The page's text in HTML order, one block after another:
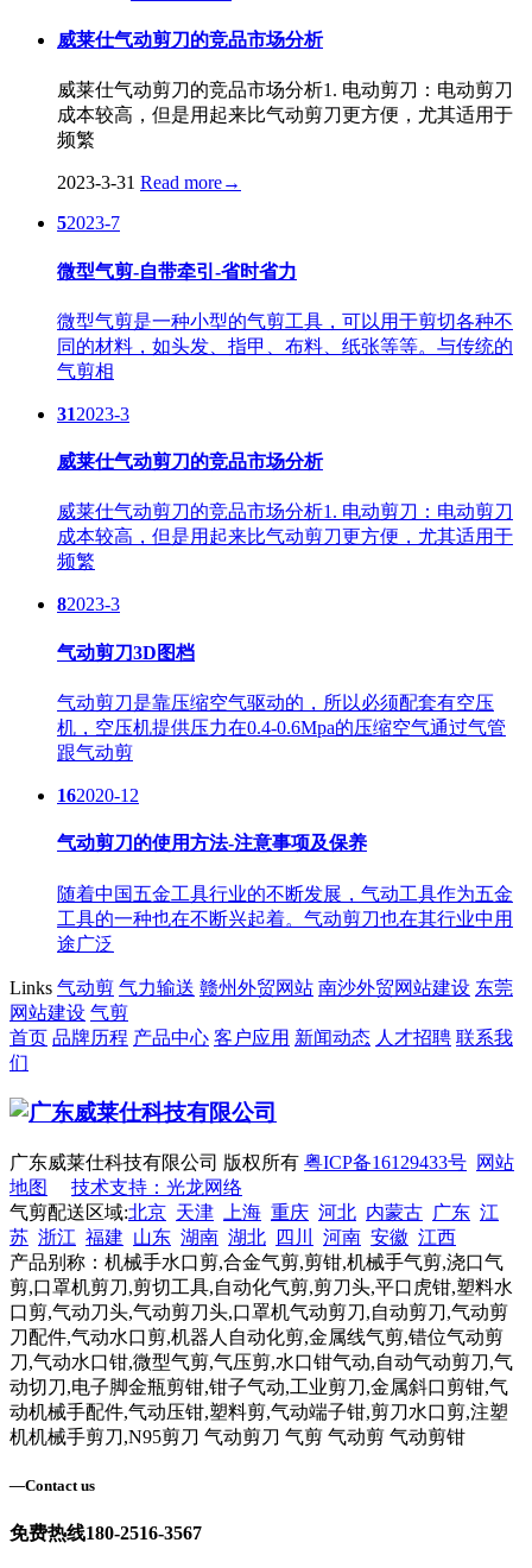
威莱仕气动剪刀的竞品市场分析
威莱仕气动剪刀的竞品市场分析1. 电动剪刀：电动剪刀
成本较高，但是用起来比气动剪刀更方便，尤其适用于
频繁
2023-3-31 Read more→
52023-7
微型气剪-自带牵引-省时省力
微型气剪是一种小型的气剪工具，可以用于剪切各种不
同的材料，如头发、指甲、布料、纸张等等。与传统的
气剪相
312023-3
威莱仕气动剪刀的竞品市场分析
威莱仕气动剪刀的竞品市场分析1. 电动剪刀：电动剪刀
成本较高，但是用起来比气动剪刀更方便，尤其适用于
频繁
82023-3
气动剪刀3D图档
气动剪刀是靠压缩空气驱动的，所以必须配套有空压
机，空压机提供压力在0.4-0.6Mpa的压缩空气通过气管
跟气动剪
162020-12
气动剪刀的使用方法-注意事项及保养
随着中国五金工具行业的不断发展，气动工具作为五金
工具的一种也在不断兴起着。气动剪刀也在其行业中用
途广泛
Links 气动剪 气力输送 赣州外贸网站 南沙外贸网站建设 东莞
网站建设 气剪
首页 品牌历程 产品中心 客户应用 新闻动态 人才招聘 联系我
们
广东威莱仕科技有限公司 版权所有 粤ICP备16129433号 网站
地图
技术支持：光龙网络
气剪配送区域:北京 天津 上海 重庆 河北 内蒙古 广东 江
苏 浙江 福建 山东 湖南 湖北 四川 河南 安徽 江西
产品别称：机械手水口剪,合金气剪,剪钳,机械手气剪,浇口气
剪,口罩机剪刀,剪切工具,自动化气剪,剪刀头,平口虎钳,塑料水
口剪,气动刀头,气动剪刀头,口罩机气动剪刀,自动剪刀,气动剪
刀配件,气动水口剪,机器人自动化剪,金属线气剪,错位气动剪
刀,气动水口钳,微型气剪,气压剪,水口钳气动,自动气动剪刀,气
动切刀,电子脚金瓶剪钳,钳子气动,工业剪刀,金属斜口剪钳,气
动机械手配件,气动压钳,塑料剪,气动端子钳,剪刀水口剪,注塑
机机械手剪刀,N95剪刀 气动剪刀 气剪 气动剪 气动剪钳
—Contact us
免费热线180-2516-3567